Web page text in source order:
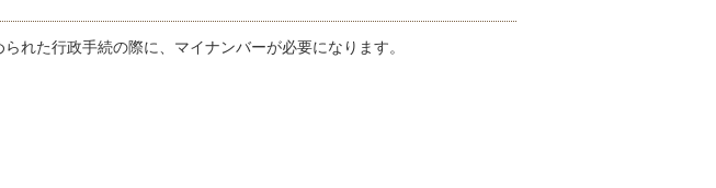
れた行政手続の際に、マイナンバーが必要になります。